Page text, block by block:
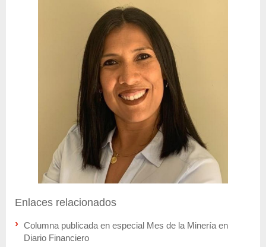
Enlaces relacionados
Columna publicada en especial Mes de la Minería en
Diario Financiero